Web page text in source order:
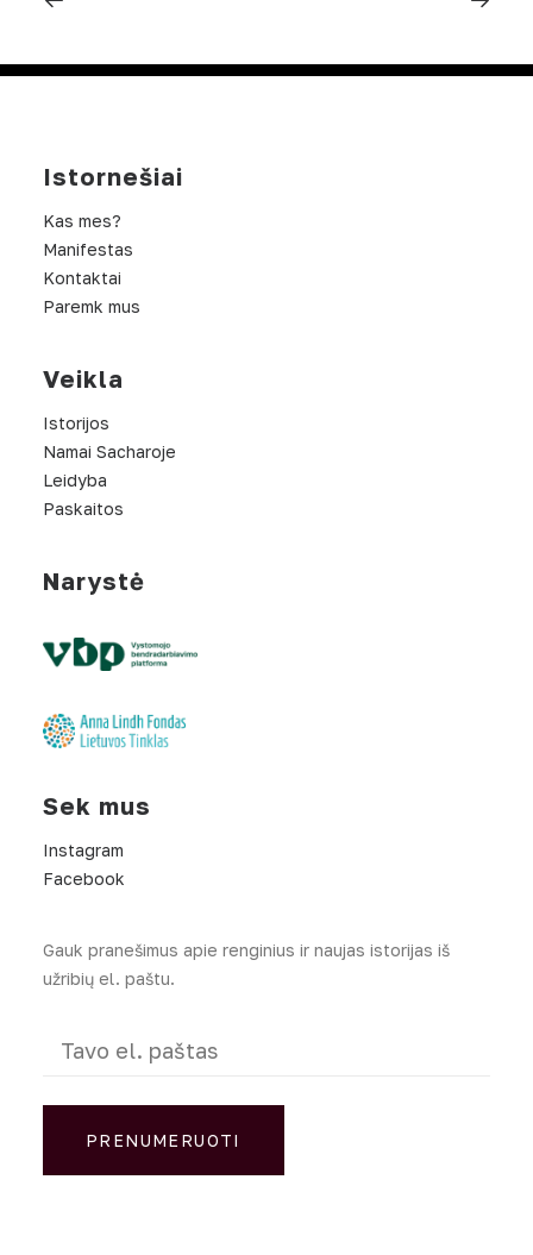
Istornešiai
Kas mes?
Manifestas
Kontaktai
Paremk mus
Veikla
Istorijos
Namai Sacharoje
Leidyba
Paskaitos
Narystė
Sek mus
Instagram
Facebook
Gauk pranešimus apie renginius ir naujas istorijas iš
užribių el. paštu.
(Required)
PRENUMERUOTI